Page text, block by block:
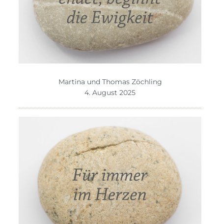
Martina und Thomas Zöchling
4. August 2025